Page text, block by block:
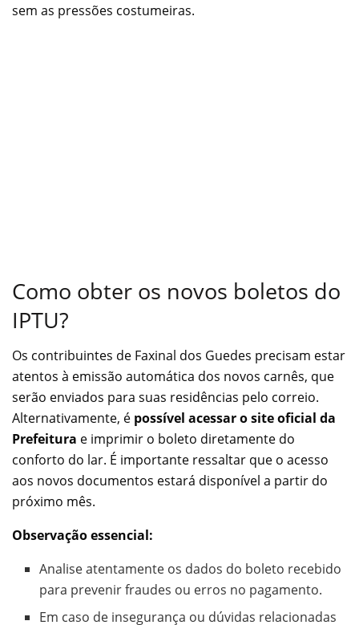
sem as pressões costumeiras.
Como obter os novos boletos do
IPTU?
Os contribuintes de Faxinal dos Guedes precisam estar
atentos à emissão automática dos novos carnês, que
serão enviados para suas residências pelo correio.
Alternativamente, é possível acessar o site oficial da
Prefeitura e imprimir o boleto diretamente do
conforto do lar. É importante ressaltar que o acesso
aos novos documentos estará disponível a partir do
próximo mês.
Observação essencial:
Analise atentamente os dados do boleto recebido
para prevenir fraudes ou erros no pagamento.
Em caso de insegurança ou dúvidas relacionadas